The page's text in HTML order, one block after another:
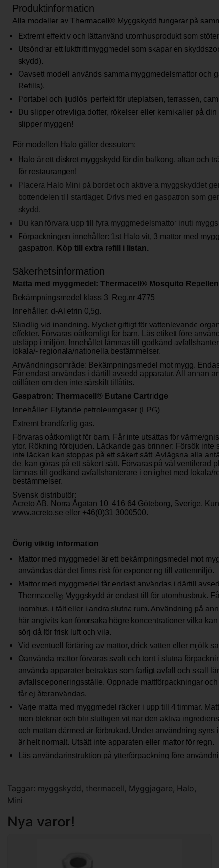
Produktinformation
Alla modeller av Thermacell ® Myggskydd fungerar på
Extremt effektiv och lättanvänd utomhusprodukt som
Utsöndrar ett luktfritt myggmedel som skapar en
skydd).
Oavsett modell används samma myggmedelsmattor och
Refills).
Portabel och ljudlös; perfekt för uteplatsen, terrassen,
Du slipper otrevliga dofter, rökelser eller kemikalier på din
slipper myggen!
För modellen Halo gäller dessutom:
Halo är ett diskret myggskydd för din balkong, altan och
för restaurangen!
Placera Halo Mini på bordet och aktivera myggskyddet
bottendelen till startläget. Drivs med en gaspatron som
skydd.
Du kan förvara upp till fyra myggmedelsmattor inuti
Förpackningen innehåller: 1st Halo vit, 3 mattor med
gaspatron. Köp till extra refill i listan.
Säkerhetsinformation
Matta med myggmedel: Thermacell® Mosquito
Bekämpningsmedel klass 3, Reg.nr 4775
Innehåller: d-Alletrin 0,5g.
Skadlig vid inandning. Mycket giftigt för vattenlevande
effekter. Förvaras oåtkomligt för barn. Läs etikett före
utsläpp i miljön. Innehållet lämnas till godkänd
lokala/- regionala/nationella bestämmelser.
Användningsområde: Bekämpningsmedel mot mygg.
Får endast användas i därtill avsedd apparatur. All annan
otillåten om den inte särskilt tillåtits.
Gaspatron: Thermacell® Butane Cartridge
Innehåller: Flytande petroleumgaser (LPG).
Extremt brandfarlig gas.
Förvaras oåtkomligt för barn. Får inte utsättas för värme/
ytor. Rökning förbjuden. Läckande gas brinner: Försök inte
inte läckan kan stoppas på ett säkert sätt. Avlägsna alla
det kan göras på ett säkert sätt. Förvaras på väl ventilerad
lämnas till godkänd avfallshanterare i enlighet med lokala/
bestämmelser.
Svensk distributör:
Acreto AB, Norra Ågatan 10, 416 64 Göteborg, Sverige.
www.acreto.se eller +46(0)31 3000500.
Övrig viktig information
Mattor med myggmedel är ett bekämpningsmedel mot
användas där det finns risk för exponering till vattenmiljö.
Mattor med myggmedel får endast användas i därtill
Thermacell ® Myggskydd är endast till för utomhusbruk.
inomhus, i tält eller i andra slutna rum. Användning på
här angivits kan förorsaka högre koncentrationer vilka
sörj då för frisk luft och vila.
Vid eventuell förtäring av mattor, drick vatten eller mjölk
Oanvända mattor förvaras svalt och torrt i slutna
använda apparater betraktas som farligt avfall och skall
avfallsdeponeringsställe. Öppnade mattförpackningar
får ej återanvändas.
Varje matta med myggmedel räcker i upp till 4 timmar.
men bleknar och blir slutligen vit när den aktiva
och mattan därmed är förbrukad. Under användning syns
är helt normalt. Utsätt inte apparaten eller mattor för regn.
Läs användarinstruktion på ytterförpackning före
Taggar: myggskydd , thermacell, Myggjagare, Halo,
Mini
Nya varor!